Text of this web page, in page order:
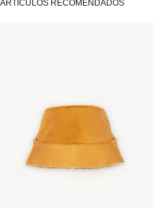
ARTÍCULOS RECOMENDADOS